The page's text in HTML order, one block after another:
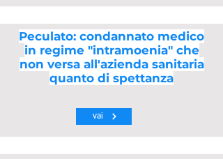
Peculato: condannato medico
in regime "intramoenia" che
non versa all'azienda sanitaria
quanto di spettanza
vai